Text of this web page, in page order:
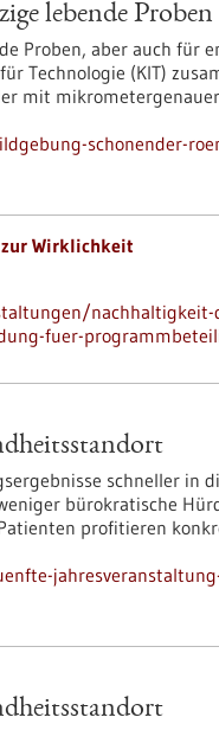
lebende Proben
Proben, aber auch für
Technologie (KIT)
mit
schonender-
Wirklichkeit
nachhaltigkeit-
fuer-
schneller in
bürokratische
profitieren